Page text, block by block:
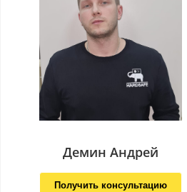
Демин Андрей
Получить консультацию